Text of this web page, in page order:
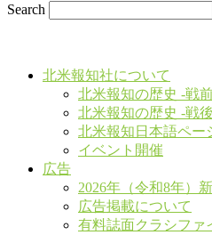
Search
北米報知社について
北米報知の歴史 -戦
北米報知の歴史 -戦
北米報知日本語ペー
イベント開催
広告
2026年（令和8年）
広告掲載について
有料誌面クラシファ